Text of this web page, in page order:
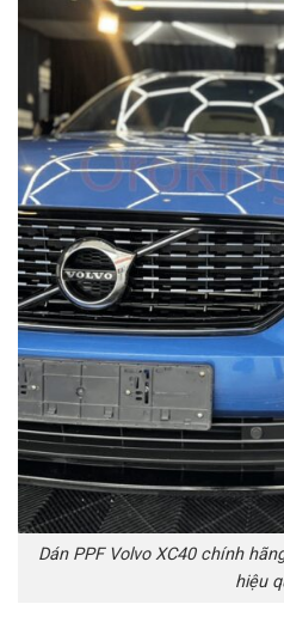
Dán PPF Volvo XC40 chính
hiệu